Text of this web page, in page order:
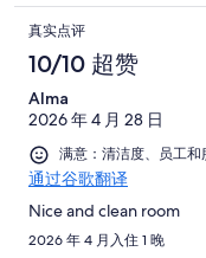
真实点评
10/10 超赞
Alma
2026 年 4 月 28 日
满意：清洁度、员工
通过谷歌翻译
Nice and clean room
2026 年 4 月入住 1 晚